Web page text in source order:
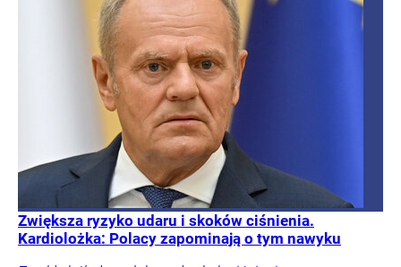
Zwiększa ryzyko udaru i skoków ciśnienia.
Kardiolożka: Polacy zapominają o tym nawyku